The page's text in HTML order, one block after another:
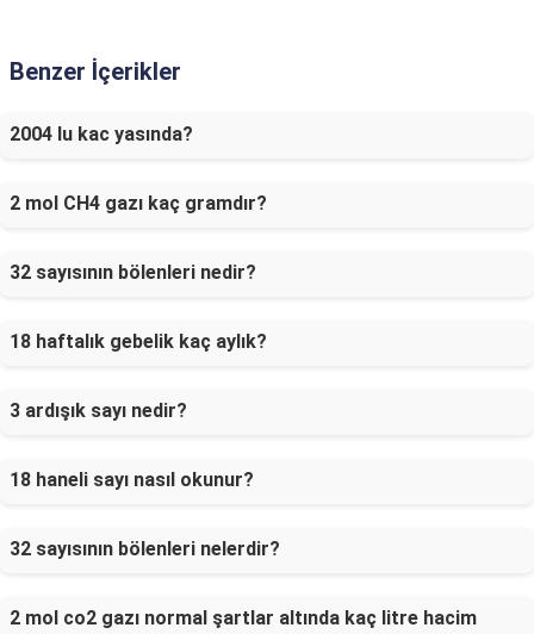
Benzer İçerikler
2004 lu kac yasında?
2 mol CH4 gazı kaç gramdır?
32 sayısının bölenleri nedir?
18 haftalık gebelik kaç aylık?
3 ardışık sayı nedir?
18 haneli sayı nasıl okunur?
32 sayısının bölenleri nelerdir?
2 mol co2 gazı normal şartlar altında kaç litre hacim